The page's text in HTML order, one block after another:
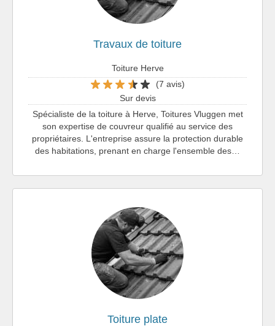
Travaux de toiture
Toiture Herve
(7 avis)
Sur devis
Spécialiste de la toiture à Herve, Toitures Vluggen met
son expertise de couvreur qualifié au service des
propriétaires. L'entreprise assure la protection durable
des habitations, prenant en charge l'ensemble des…
Toiture plate